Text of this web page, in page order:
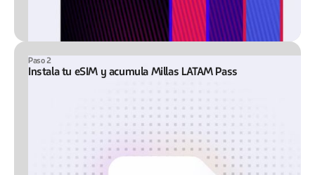
Paso 2
Instala tu eSIM y acumula Millas LATAM Pass